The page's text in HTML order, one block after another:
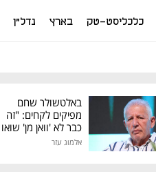
כלכליסט-טק בארץ נדל"ן
באלטשולר שחם
מפיקים לקחים: "זה
כבר לא 'וואן מן' שואו
של גילעד"
אלמוג עזר